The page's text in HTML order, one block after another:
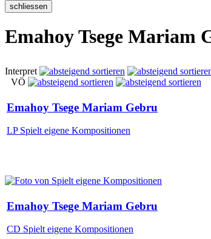
Emahoy Tsege Mariam
Interpret
VÖ
Emahoy Tsege Mariam Gebru
LP Spielt eigene Kompositionen
Emahoy Tsege Mariam Gebru
CD Spielt eigene Kompositionen